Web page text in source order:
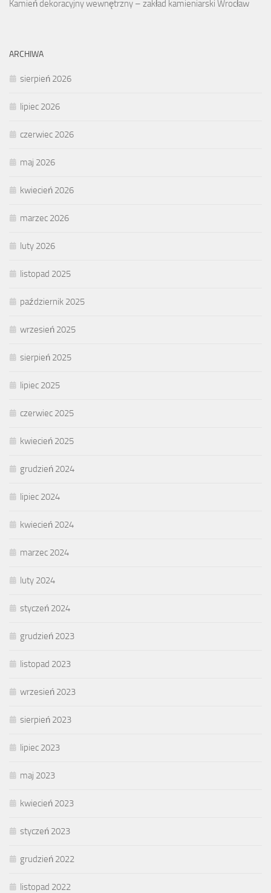
Kamień dekoracyjny wewnętrzny – zakład kamieniarski Wrocław
ARCHIWA
sierpień 2026
lipiec 2026
czerwiec 2026
maj 2026
kwiecień 2026
marzec 2026
luty 2026
listopad 2025
październik 2025
wrzesień 2025
sierpień 2025
lipiec 2025
czerwiec 2025
kwiecień 2025
grudzień 2024
lipiec 2024
kwiecień 2024
marzec 2024
luty 2024
styczeń 2024
grudzień 2023
listopad 2023
wrzesień 2023
sierpień 2023
lipiec 2023
maj 2023
kwiecień 2023
styczeń 2023
grudzień 2022
listopad 2022